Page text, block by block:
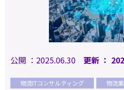
公開 ：2025.06.30 更新 ：
物流ITコンサルティング 物流